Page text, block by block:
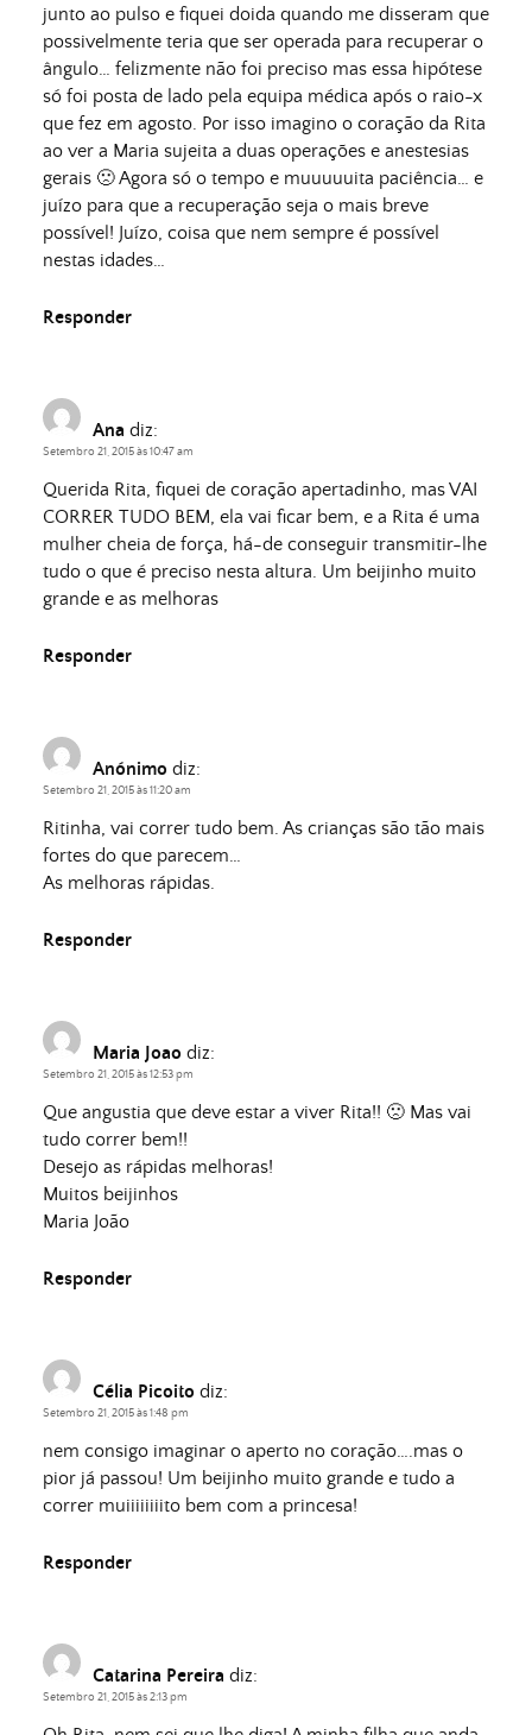
junto ao pulso e fiquei doida quando me disseram que
possivelmente teria que ser operada para recuperar o
ângulo… felizmente não foi preciso mas essa hipótese
só foi posta de lado pela equipa médica após o raio-x
que fez em agosto. Por isso imagino o coração da Rita
ao ver a Maria sujeita a duas operações e anestesias
gerais 🙁 Agora só o tempo e muuuuuita paciência… e
juízo para que a recuperação seja o mais breve
possível! Juízo, coisa que nem sempre é possível
nestas idades…
Responder
Ana diz:
Setembro 21, 2015 às 10:47 am
Querida Rita, fiquei de coração apertadinho, mas VAI
CORRER TUDO BEM, ela vai ficar bem, e a Rita é uma
mulher cheia de força, há-de conseguir transmitir-lhe
tudo o que é preciso nesta altura. Um beijinho muito
grande e as melhoras
Responder
Anónimo diz:
Setembro 21, 2015 às 11:20 am
Ritinha, vai correr tudo bem. As crianças são tão mais
fortes do que parecem…
As melhoras rápidas.
Responder
Maria Joao diz:
Setembro 21, 2015 às 12:53 pm
Que angustia que deve estar a viver Rita!! 🙁 Mas vai
tudo correr bem!!
Desejo as rápidas melhoras!
Muitos beijinhos
Maria João
Responder
Célia Picoito diz:
Setembro 21, 2015 às 1:48 pm
nem consigo imaginar o aperto no coração….mas o
pior já passou! Um beijinho muito grande e tudo a
correr muiiiiiiiito bem com a princesa!
Responder
Catarina Pereira diz:
Setembro 21, 2015 às 2:13 pm